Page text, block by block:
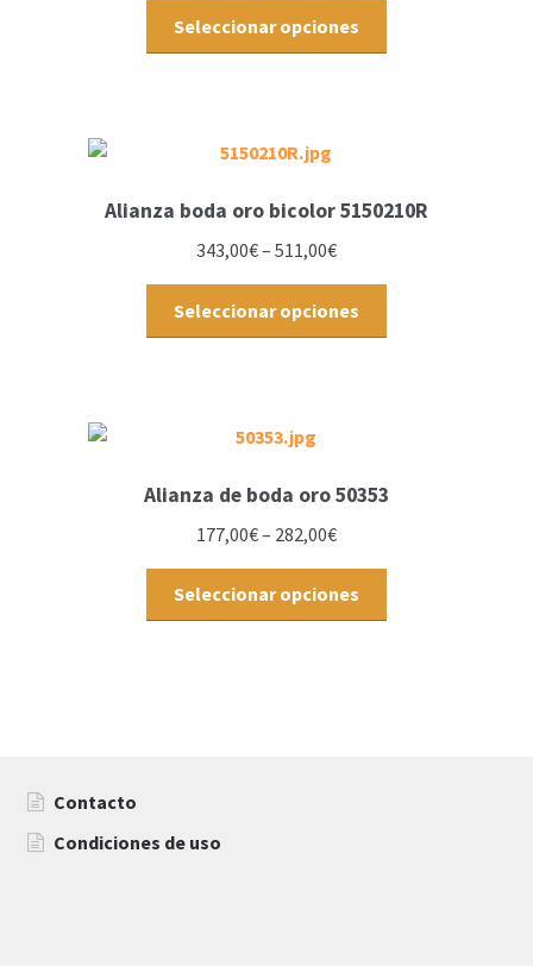
Seleccionar opciones
Alianza boda oro bicolor 5150210R
343,00€– 511,00€
Seleccionar opciones
Alianza de boda oro 50353
177,00€– 282,00€
Seleccionar opciones
Contacto
Condiciones de uso